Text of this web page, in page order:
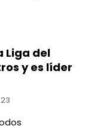
Liga del
y es líder